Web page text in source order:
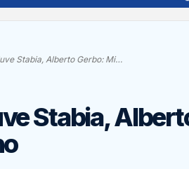
Stabia, Alberto Gerbo: Mi…
Stabia,